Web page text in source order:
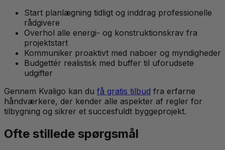
Start planlægning tidligt og inddrag professionelle
rådgivere
Overhol alle energi- og konstruktionskrav fra
projektstart
Kommuniker proaktivt med naboer og myndigheder
Budgettér realistisk med buffer til uforudsete
udgifter
Gennem Kvaligo kan du få gratis tilbud fra erfarne
håndværkere, der kender alle aspekter af regler for
tilbygning og sikrer et succesfuldt byggeprojekt.
Ofte stillede spørgsmål